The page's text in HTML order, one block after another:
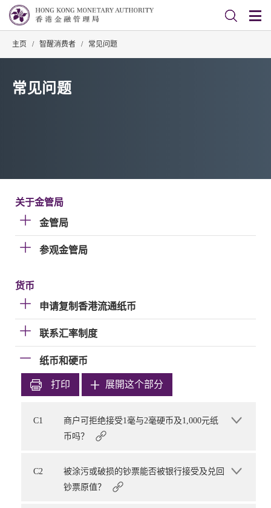
主页 / 智醒消费者 / 常见问题
常见问题
关于金管局
金管局
参观金管局
货币
申请复制香港流通纸币
联系汇率制度
纸币和硬币
打印 展開这个部分
C1
商户可拒绝接受1毫与2毫硬币及1,000元纸
币吗？
C2
被涂污或破损的钞票能否被银行接受及兑回
钞票原值？